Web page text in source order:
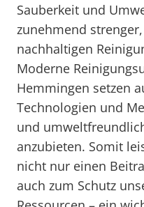
Sauberkeit und
zunehmend
nachhaltigen
Moderne
Hemmingen setzen
Technologien und
und
anzubieten. Somit
nicht nur einen
auch zum Schutz